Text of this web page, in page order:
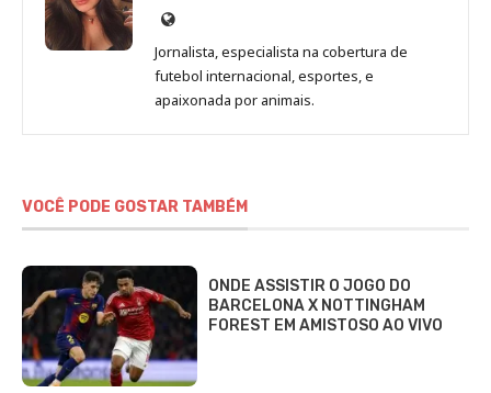
Site
de
Beatriz
Fabbri
Jornalista, especialista na cobertura de
futebol internacional, esportes, e
apaixonada por animais.
VOCÊ PODE GOSTAR TAMBÉM
ONDE ASSISTIR O JOGO DO
BARCELONA X NOTTINGHAM
FOREST EM AMISTOSO AO VIVO